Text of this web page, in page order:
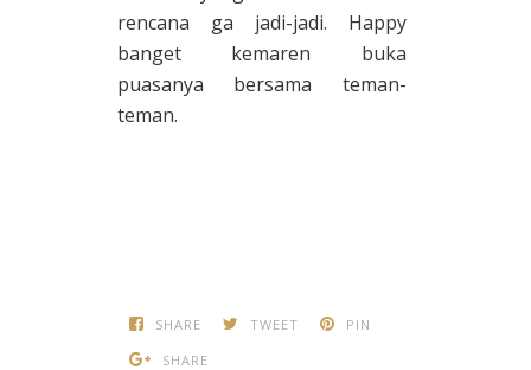
rencana ga jadi-jadi. Happy
banget kemaren buka
puasanya bersama teman-
teman.
SHARE TWEET
PIN
SHARE